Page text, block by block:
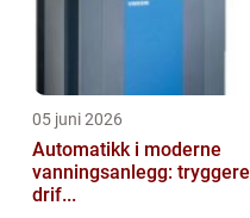
05 juni 2026
Automatikk i moderne
vanningsanlegg: tryggere
drif...